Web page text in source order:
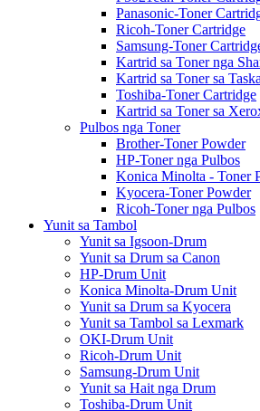
Panasonic-Toner
Ricoh-Toner Cartridge
Samsung-Toner
Kartrid sa Toner nga
Kartrid sa Toner sa
Toshiba-Toner Cartridge
Kartrid sa Toner sa
Pulbos nga Toner
Brother-Toner Powder
HP-Toner nga Pulbos
Konica Minolta - Toner
Kyocera-Toner Powder
Ricoh-Toner nga Pulbos
Yunit sa Tambol
Yunit sa Igsoon-Drum
Yunit sa Drum sa Canon
HP-Drum Unit
Konica Minolta-Drum Unit
Yunit sa Drum sa Kyocera
Yunit sa Tambol sa Lexmark
OKI-Drum Unit
Ricoh-Drum Unit
Samsung-Drum Unit
Yunit sa Hait nga Drum
Toshiba-Drum Unit